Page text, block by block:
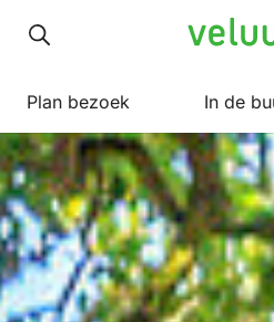
Veluwe
Plan bezoek In de